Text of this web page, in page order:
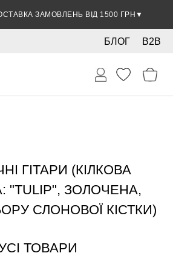
ЗАМОВЛЕНЬ ВІД 1500 ГРН ▼
B2B
БЛОГ
ГІТАРИ (КІЛКОВА
"TULIP", ЗОЛОЧЕНА,
СЛОНОВОЇ КІСТКИ)
ТОВАРИ